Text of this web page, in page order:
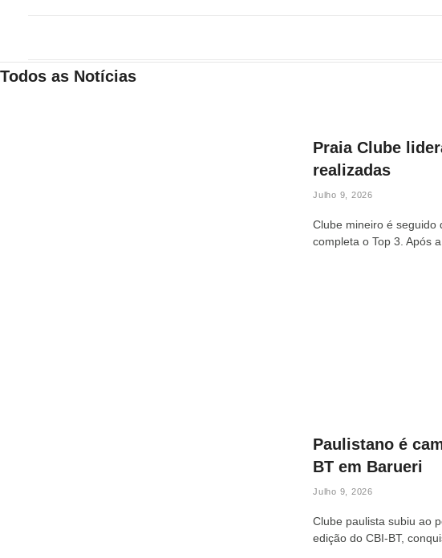
Todos as Notícias
Praia Clube
realizadas
Julho 9, 2026
Clube mineiro é seguido
completa o Top 3. Após
Paulistano é
BT em Barueri
Julho 9, 2026
Clube paulista subiu ao
edição do CBI-BT,